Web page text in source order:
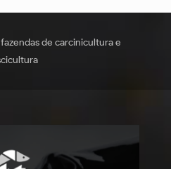
de carcinicultura e